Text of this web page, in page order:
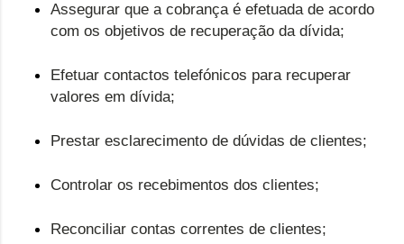
Assegurar que a cobrança é efetuada de acordo
com os objetivos de recuperação da dívida;
Efetuar contactos telefónicos para recuperar
valores em dívida;
Prestar esclarecimento de dúvidas de clientes;
Controlar os recebimentos dos clientes;
Reconciliar contas correntes de clientes;